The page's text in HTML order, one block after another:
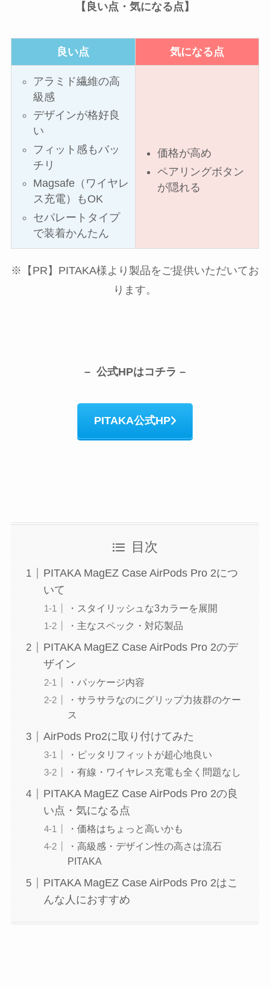
【良い点・気になる点】
良い点 気になる点
アラミド繊維の高
級感
デザインが格好良
い
フィット感もバッ
チリ
Magsafe（ワイヤレ
ス充電）もOK
セパレートタイプ
で装着かんたん
価格が高め
ペアリングボタン
が隠れる
※【PR】PITAKA様より製品をご提供いただいてお
ります。
– 公式HPはコチラ –
PITAKA公式HP
目次
PITAKA MagEZ Case AirPods Pro 2につ
いて
・スタイリッシュな3カラーを展開
・主なスペック・対応製品
PITAKA MagEZ Case AirPods Pro 2のデ
ザイン
・パッケージ内容
・サラサラなのにグリップ力抜群のケー
ス
AirPods Pro2に取り付けてみた
・ピッタリフィットが超心地良い
・有線・ワイヤレス充電も全く問題なし
PITAKA MagEZ Case AirPods Pro 2の良
い点・気になる点
・価格はちょっと高いかも
・高級感・デザイン性の高さは流石
PITAKA
PITAKA MagEZ Case AirPods Pro 2はこ
んな人におすすめ